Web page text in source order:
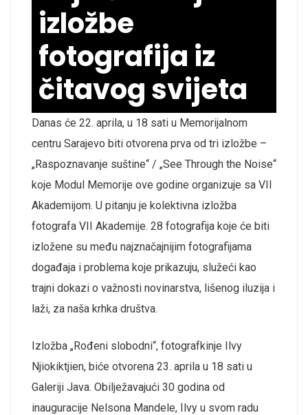
izložbe
fotografija iz
čitavog svijeta
Danas će 22. aprila, u 18 sati u Memorijalnom
centru Sarajevo biti otvorena prva od tri izložbe –
„Raspoznavanje suštine“ / „See Through the Noise“
koje Modul Memorije ove godine organizuje sa VII
Akademijom. U pitanju je kolektivna izložba
fotografa VII Akademije. 28 fotografija koje će biti
izložene su među najznačajnijim fotografijama
događaja i problema koje prikazuju, služeći kao
trajni dokazi o važnosti novinarstva, lišenog iluzija i
laži, za naša krhka društva.
Izložba „Rođeni slobodni“, fotografkinje Ilvy
Njiokiktjien, biće otvorena 23. aprila u 18 sati u
Galeriji Java. Obilježavajući 30 godina od
inauguracije Nelsona Mandele, Ilvy u svom radu